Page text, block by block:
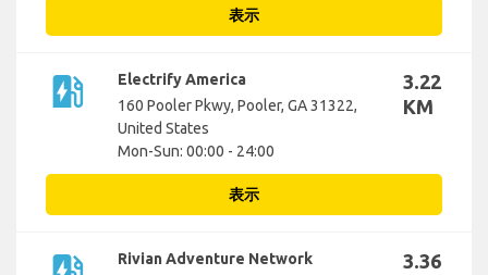
表示
ev_station
Electrify America
160 Pooler Pkwy, Pooler, GA 31322,
United States
Mon-Sun: 00:00 - 24:00
3.22
KM
表示
Rivian Adventure Network
3.36